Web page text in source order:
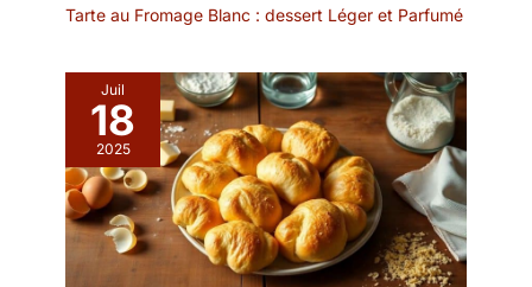
convivial. La surface lisse
restes de nourriture et
des odeurs, facilitant un
nettoyage rapide à la
main ou au lave-vaisselle
pour un usage quotidien
intensif FINITION NOIRE
MATE ÉLÉGANTE ET
MODERNE : Apportez
risquent ni de se fissurer,
s'ébrécher. Avec un
entretien approprié, cet
ensemble de ramequins
durera toute une vie !
FINITION HAUT DE
GAMME – Ce bol à sauce
présente un design en
acier inoxydable lisse
avec un bord supérieur
Tarte au Fromage Blanc : dessert Léger et Parfumé
Juil
18
2025